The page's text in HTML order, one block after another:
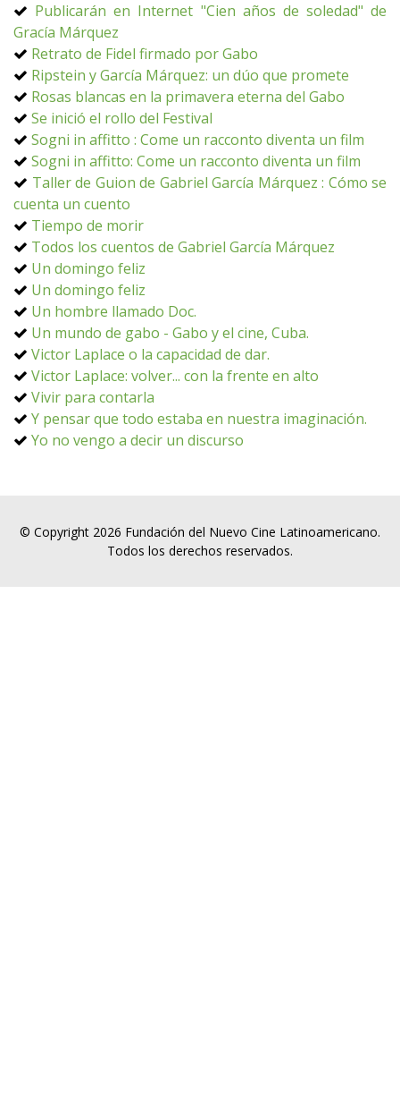
Publicarán en Internet "Cien años de soledad" de
Gracía Márquez
Retrato de Fidel firmado por Gabo
Ripstein y García Márquez: un dúo que promete
Rosas blancas en la primavera eterna del Gabo
Se inició el rollo del Festival
Sogni in affitto : Come un racconto diventa un film
Sogni in affitto: Come un racconto diventa un film
Taller de Guion de Gabriel García Márquez : Cómo se
cuenta un cuento
Tiempo de morir
Todos los cuentos de Gabriel García Márquez
Un domingo feliz
Un domingo feliz
Un hombre llamado Doc.
Un mundo de gabo - Gabo y el cine, Cuba.
Victor Laplace o la capacidad de dar.
Victor Laplace: volver... con la frente en alto
Vivir para contarla
Y pensar que todo estaba en nuestra imaginación.
Yo no vengo a decir un discurso
© Copyright 2026 Fundación del Nuevo Cine Latinoamericano.
Todos los derechos reservados.